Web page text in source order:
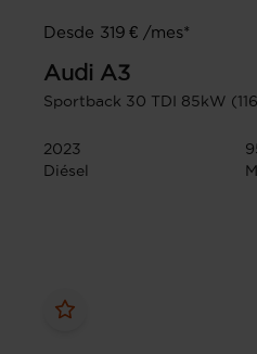
Desde 319 € /mes*
Audi A3
Sportback 30 TDI 85kW
2023
Diésel